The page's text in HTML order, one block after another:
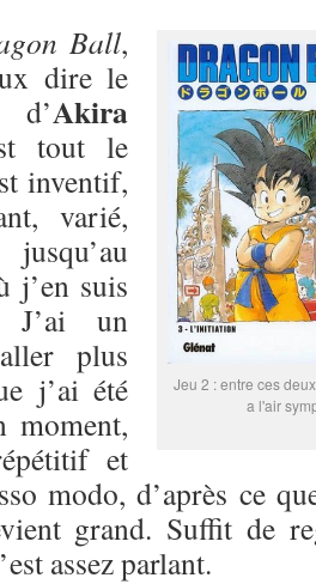
Jeu 2 : entre ces
a l'air
Ball,
dire le
Akira
tout le
inventif,
varié,
j’en suis
J’ai un
plus
j’ai été
moment,
et
modo, d’après ce
grand. Suffit de
assez parlant.